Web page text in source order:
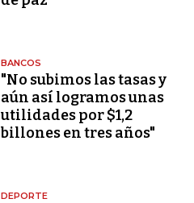
BANCOS
"No subimos las tasas y
aún así logramos unas
utilidades por $1,2
billones en tres años"
DEPORTE